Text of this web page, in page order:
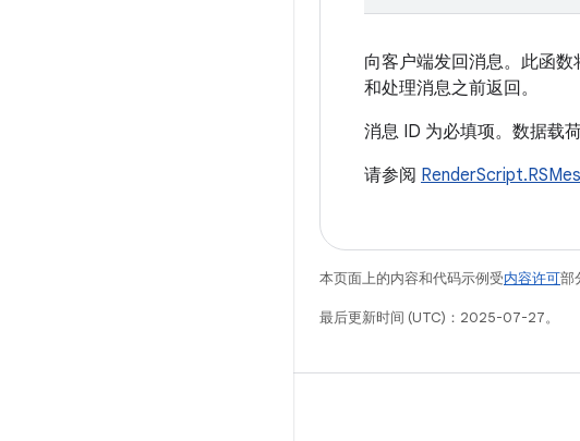
向客户端发回消息。此函
和处理消息之前返回。
消息 ID 为必填项。数据载
请参阅
本页面上的内容和代码示例受内容许可部
最后更新时间 (UTC)：2025-07-27。